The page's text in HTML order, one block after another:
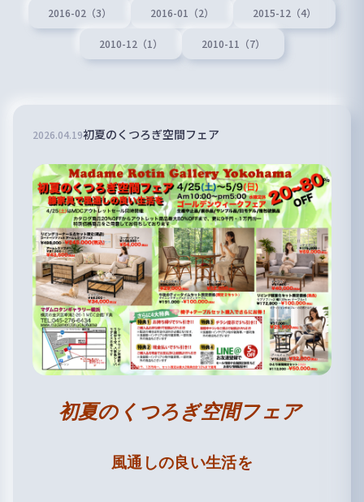
2016-02（3） 2016-01（2） 2015-12（4）
2010-12（1） 2010-11（7）
2026.04.19初夏のくつろぎ空間フェア
初夏のくつろぎ空間フェア
風通しの良い生活を